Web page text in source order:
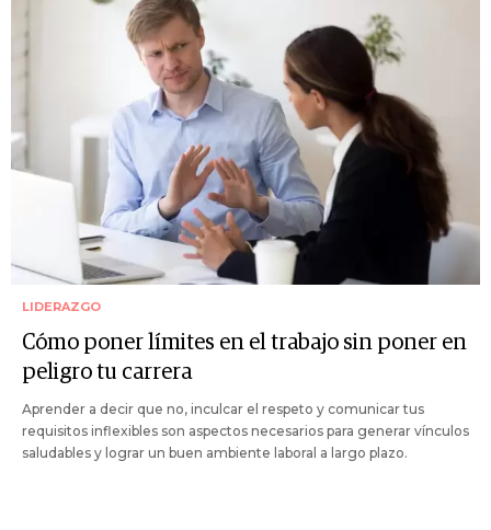
LIDERAZGO
Cómo poner límites en el trabajo sin poner en
peligro tu carrera
Aprender a decir que no, inculcar el respeto y comunicar tus
requisitos inflexibles son aspectos necesarios para generar vínculos
saludables y lograr un buen ambiente laboral a largo plazo.